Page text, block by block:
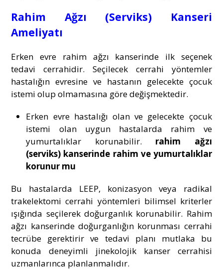
Rahim Ağzı (Serviks) Kanseri
Ameliyatı
Erken evre rahim ağzı kanserinde ilk seçenek
tedavi cerrahidir. Seçilecek cerrahi yöntemler
hastalığın evresine ve hastanın gelecekte çocuk
istemi olup olmamasına göre değişmektedir.
Erken evre hastalığı olan ve gelecekte çocuk
istemi olan uygun hastalarda rahim ve
yumurtalıklar korunabilir. rahim ağzı
(serviks) kanserinde rahim ve yumurtalıklar
korunur mu
Bu hastalarda LEEP, konizasyon veya radikal
trakelektomi cerrahi yöntemleri bilimsel kriterler
ışığında seçilerek doğurganlık korunabilir. Rahim
ağzı kanserinde doğurganlığın korunması cerrahi
tecrübe gerektirir ve tedavi planı mutlaka bu
konuda deneyimli jinekolojik kanser cerrahisi
uzmanlarınca planlanmalıdır.